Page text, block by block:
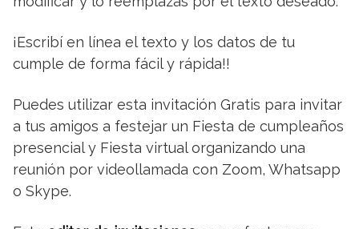
¡Escribí en línea el texto y los datos de tu
cumple de forma fácil y rápida!!
Puedes utilizar esta invitación Gratis para invitar
a tus amigos a festejar un Fiesta de cumpleaños
presencial y Fiesta virtual organizando una
reunión por videollamada con Zoom, Whatsapp
o Skype.